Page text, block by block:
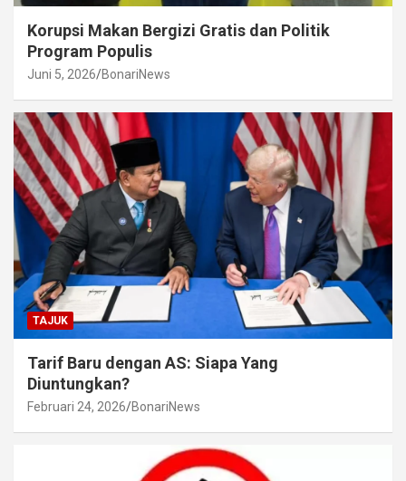
Korupsi Makan Bergizi Gratis dan Politik
Program Populis
Juni 5, 2026 BonariNews
TAJUK
Tarif Baru dengan AS: Siapa Yang
Diuntungkan?
Februari 24, 2026 BonariNews